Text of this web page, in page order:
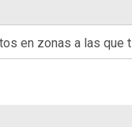
en zonas a las que